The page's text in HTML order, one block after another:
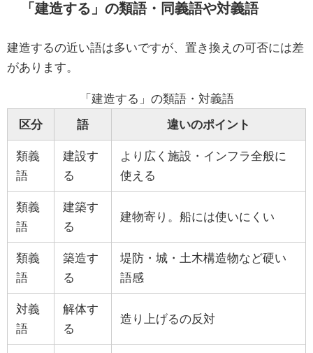
「建造する」の類語・同義語や対義語
建造するの近い語は多いですが、置き換えの可否には差
があります。
「建造する」の類語・対義語
区分 語 違いのポイント
類義
語
建設す
る
より広く施設・インフラ全般に
使える
類義
語
建築す
る
建物寄り。船には使いにくい
類義
語
築造す
る
堤防・城・土木構造物など硬い
語感
対義
語
解体す
る
造り上げるの反対